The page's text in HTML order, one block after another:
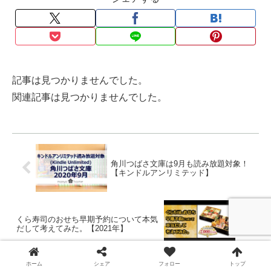
記事は見つかりませんでした。
関連記事は見つかりませんでした。
角川つばさ文庫は9月も読み放題対象！
【キンドルアンリミテッド】
くら寿司のおせち早期予約について本気
だして考えてみた。【2021年】
ホーム 住まい
ホーム シェア フォロー トップ